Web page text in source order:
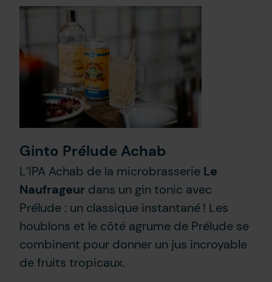
Ginto Prélude Achab
L’IPA Achab de la microbrasserie Le
Naufrageur dans un gin tonic avec
Prélude : un classique instantané ! Les
houblons et le côté agrume de Prélude se
combinent pour donner un jus incroyable
de fruits tropicaux.